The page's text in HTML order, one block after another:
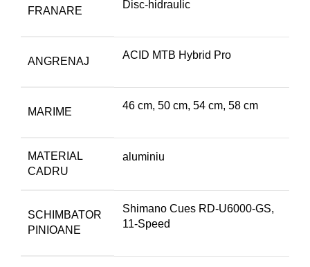
FRANARE
Disc-hidraulic
ANGRENAJ
ACID MTB Hybrid Pro
MARIME
46 cm, 50 cm, 54 cm, 58 cm
MATERIAL
CADRU
aluminiu
SCHIMBATOR
PINIOANE
Shimano Cues RD-U6000-GS,
11-Speed